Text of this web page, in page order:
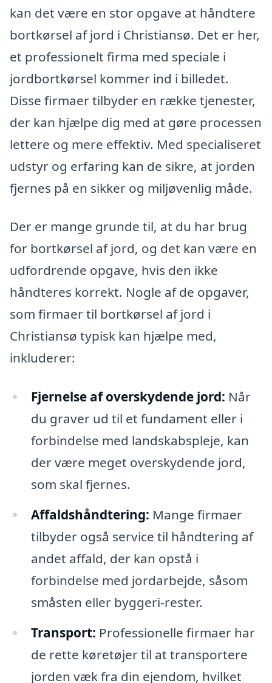
kan det være en stor opgave at håndtere
bortkørsel af jord i Christiansø. Det er her,
et professionelt firma med speciale i
jordbortkørsel kommer ind i billedet.
Disse firmaer tilbyder en række tjenester,
der kan hjælpe dig med at gøre processen
lettere og mere effektiv. Med specialiseret
udstyr og erfaring kan de sikre, at jorden
fjernes på en sikker og miljøvenlig måde.
Der er mange grunde til, at du har brug
for bortkørsel af jord, og det kan være en
udfordrende opgave, hvis den ikke
håndteres korrekt. Nogle af de opgaver,
som firmaer til bortkørsel af jord i
Christiansø typisk kan hjælpe med,
inkluderer:
Fjernelse af overskydende jord: Når
du graver ud til et fundament eller i
forbindelse med landskabspleje, kan
der være meget overskydende jord,
som skal fjernes.
Affaldshåndtering: Mange firmaer
tilbyder også service til håndtering af
andet affald, der kan opstå i
forbindelse med jordarbejde, såsom
småsten eller byggeri-rester.
Transport: Professionelle firmaer har
de rette køretøjer til at transportere
jorden væk fra din ejendom, hvilket